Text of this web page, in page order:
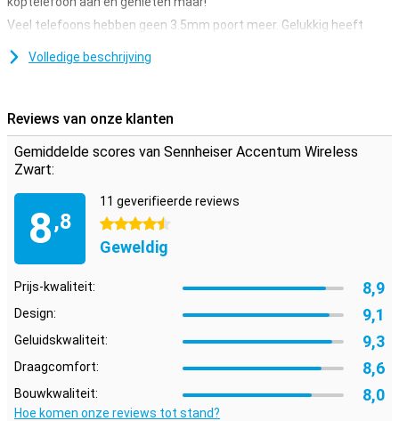
Veel telefoons hebben geen 3.5mm poort meer. Gelukkig heeft
nog lekker muziek luisteren met je telefoon of tablet en dat zonder
Haal het maximale uit je geluid met deze Sennheiser
Accentum Wireless Zwart
Door de handige draaibare oorschelpen aan de Sennheiser
Accentum Wireless Zwart ervaar jij de optimale kwaliteit van jouw
op elk oor door de verstelbare functie. Deze hoofdtelefoon van
Sennheiser heeft draaibare oorschelpen. Zo zit deze altijd goed en
is hij makkelijker op te bergen. Het is niet voor niets dat iedere kleur
het nieuwe zwart wil zijn. Zwart is altijd goed! Deze Sennheiser
Accentum Wireless Zwart is misschien wel wat voor jou als je
Volledige beschrijving
Reviews van onze klanten
Gemiddelde scores van Sennheiser Accentum Wireless
Zwart:
8,8
11 geverifieerde reviews
4.5 sterren
Geweldig
Prijs-kwaliteit: 8,9
Design: 9,1
Geluidskwaliteit: 9,3
Draagcomfort: 8,6
Bouwkwaliteit: 8,0
Hoe komen onze reviews tot stand?